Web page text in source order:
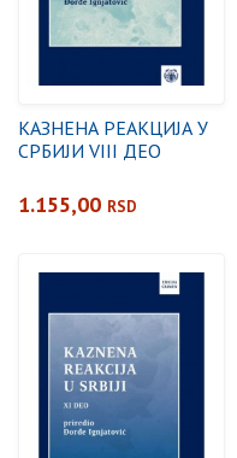
KАЗНЕНА РЕАКЦИЈА У
СРБИЈИ VIII ДЕО
1.155,00 RSD